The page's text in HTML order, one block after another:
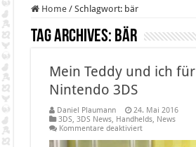
Home / Schlagwort: bär
Tag Archives: bär
Mein Teddy und ich für
Nintendo 3DS
Daniel Plaumann
24. Mai 2016
3DS, 3DS News, Handhelds, News
Kommentare deaktiviertfür